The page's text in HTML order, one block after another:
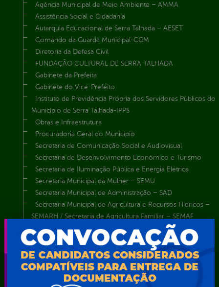
Agência Municipal de Meio Ambiente – AMMA
Assistência Social e Cidadania
Autarquia Educacional de Serra Talhada – AESET
Comando da Guarda Municipal-CGM
Diretoria da Defesa Civil
FUNDAÇÃO CULTURAL DE SERRA TALHADA
Gabinete da Prefeita
Gabinete do Vice-Prefeito
Instituto de Previdência Própria dos Servidores Públicos do
Município de Serra Talhada-IPPS
Obras e Infraestrutura
Procuradoria Geral do Município
Secretaria de Comunicação Social e Audiovisual
Secretaria de Desenvolvimento Econômico e Turismo
Secretaria de Iluminação Pública e Energia Elétrica
Secretaria Municipal da Mulher – SEMU
Secretaria Municipal de Administração – SAD
Secretaria Municipal de Agricultura e Recursos Hídricos –
SEMARH / Secretaria de Agricultura Familiar – SEMAF
Secretaria Municipal de Educação – SEST
Secretaria Municipal de Esporte e Lazer – SEMEL
Secretaria Municipal de Finanças – SECFIN
Secretaria Municipal de Governo – SEGOV
Secretaria Municipal de Meio Ambiente – SEMA